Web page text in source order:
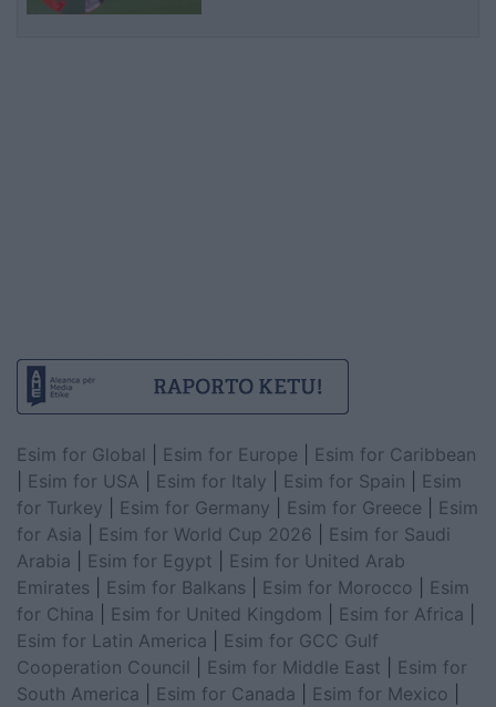
Esim for Global Esim for Europe
Esim for Caribbean
Esim for USA Esim for Italy Esim for Spain
Esim
for Turkey
Esim for Germany Esim for Greece
Esim
for Asia
Esim for World Cup 2026
Esim for Saudi
Arabia
Esim for Egypt
Esim for United Arab
Emirates
Esim for Balkans Esim for Morocco
Esim
for China
Esim for United Kingdom Esim for Africa
Esim for Latin America
Esim for GCC Gulf
Cooperation Council
Esim for Middle East
Esim for
South America
Esim for Canada Esim for Mexico